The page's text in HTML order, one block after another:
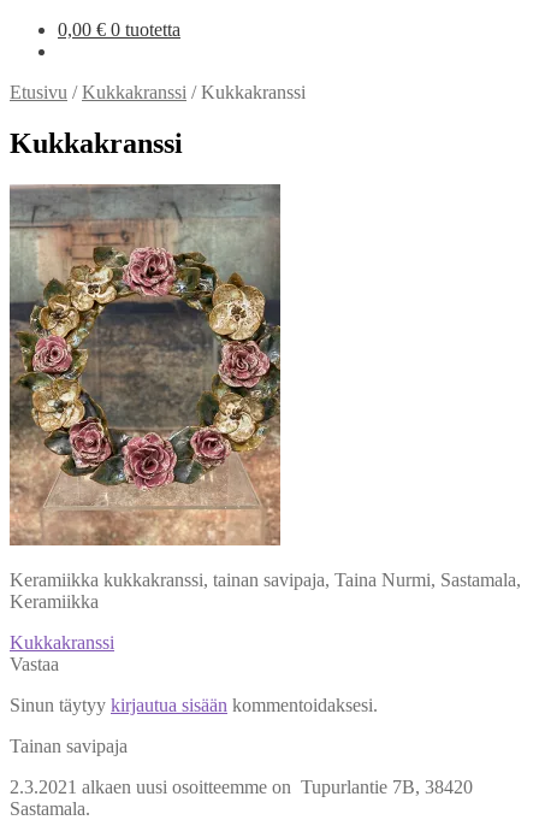
0,00 € 0 tuotetta
Etusivu /Kukkakranssi /Kukkakranssi
Kukkakranssi
Keramiikka kukkakranssi, tainan savipaja, Taina Nurmi, Sastamala,
Keramiikka
Artikkelien
selaus
Edellinen
artikkeli
Kukkakranssi
Vastaa
Sinun täytyy kirjautua sisään kommentoidaksesi.
Tainan savipaja
2.3.2021 alkaen uusi osoitteemme on Tupurlantie 7B, 38420
Sastamala.